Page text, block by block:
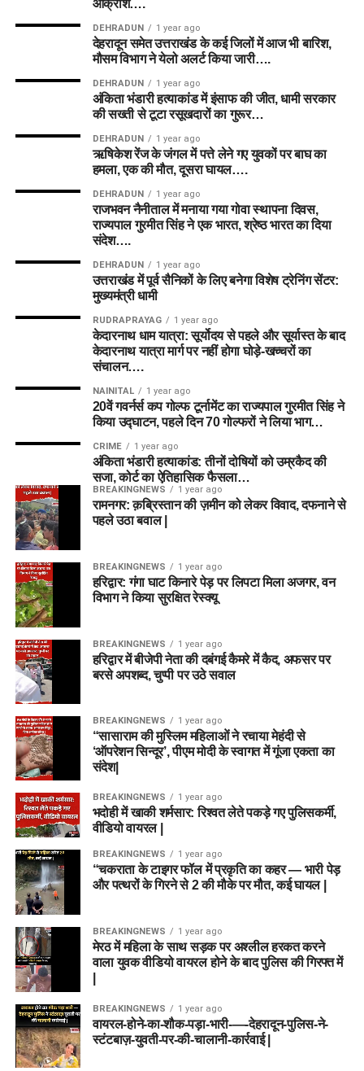
आक्रोश….
DEHRADUN 1 year ago
देहरादून समेत उत्तराखंड के कई जिलों में आज भी बारिश,
मौसम विभाग ने येलो अलर्ट किया जारी….
DEHRADUN 1 year ago
अंकिता भंडारी हत्याकांड में इंसाफ की जीत, धामी सरकार
की सख्ती से टूटा रसूखदारों का गुरूर…
DEHRADUN 1 year ago
ऋषिकेश रेंज के जंगल में पत्ते लेने गए युवकों पर बाघ का
हमला, एक की मौत, दूसरा घायल….
DEHRADUN 1 year ago
राजभवन नैनीताल में मनाया गया गोवा स्थापना दिवस,
राज्यपाल गुरमीत सिंह ने एक भारत, श्रेष्ठ भारत का दिया
संदेश….
DEHRADUN 1 year ago
उत्तराखंड में पूर्व सैनिकों के लिए बनेगा विशेष ट्रेनिंग सेंटर:
मुख्यमंत्री धामी
RUDRAPRAYAG 1 year ago
केदारनाथ धाम यात्रा: सूर्योदय से पहले और सूर्यास्त के बाद
केदारनाथ यात्रा मार्ग पर नहीं होगा घोड़े-खच्चरों का
संचालन….
NAINITAL 1 year ago
20वें गवर्नर्स कप गोल्फ टूर्नामेंट का राज्यपाल गुरमीत सिंह ने
किया उद्घाटन, पहले दिन 70 गोल्फरों ने लिया भाग…
CRIME 1 year ago
अंकिता भंडारी हत्याकांड: तीनों दोषियों को उम्रकैद की
सजा, कोर्ट का ऐतिहासिक फैसला…
BREAKINGNEWS 1 year ago
रामनगर: क़ब्रिस्तान की ज़मीन को लेकर विवाद, दफनाने से
पहले उठा बवाल |
BREAKINGNEWS 1 year ago
हरिद्वार: गंगा घाट किनारे पेड़ पर लिपटा मिला अजगर, वन
विभाग ने किया सुरक्षित रेस्क्यू
BREAKINGNEWS 1 year ago
हरिद्वार में बीजेपी नेता की दबंगई कैमरे में कैद, अफसर पर
बरसे अपशब्द, चुप्पी पर उठे सवाल
BREAKINGNEWS 1 year ago
“सासाराम की मुस्लिम महिलाओं ने रचाया मेहंदी से
‘ऑपरेशन सिन्दूर’, पीएम मोदी के स्वागत में गूंजा एकता का
संदेश|
BREAKINGNEWS 1 year ago
भदोही में खाकी शर्मसार: रिश्वत लेते पकड़े गए पुलिसकर्मी,
वीडियो वायरल |
BREAKINGNEWS 1 year ago
“चकराता के टाइगर फॉल में प्रकृति का कहर — भारी पेड़
और पत्थरों के गिरने से 2 की मौके पर मौत, कई घायल |
BREAKINGNEWS 1 year ago
मेरठ में महिला के साथ सड़क पर अश्लील हरकत करने
वाला युवक वीडियो वायरल होने के बाद पुलिस की गिरफ्त में
BREAKINGNEWS 1 year ago
वायरल-होने-का-शौक-पड़ा-भारी-—-देहरादून-पुलिस-ने-
स्टंटबाज़-युवती-पर-की-चालानी-कार्रवाई |